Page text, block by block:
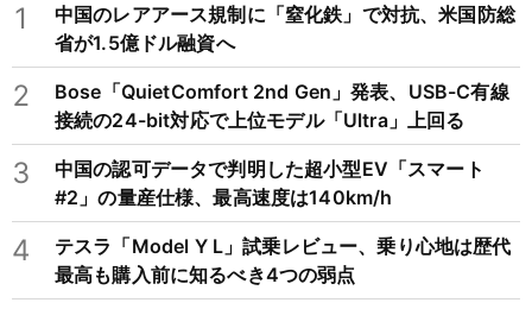
1
中国のレアアース規制に「窒化鉄」で対抗、米国防総
省が1.5億ドル融資へ
2
Bose「QuietComfort 2nd Gen」発表、USB-C有線
接続の24-bit対応で上位モデル「Ultra」上回る
3
中国の認可データで判明した超小型EV「スマート
#2」の量産仕様、最高速度は140km/h
4
テスラ「Model Y L」試乗レビュー、乗り心地は歴代
最高も購入前に知るべき4つの弱点